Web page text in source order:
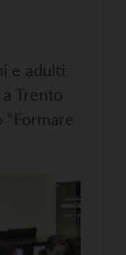
e adulti
Trento